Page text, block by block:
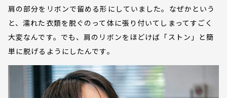
肩の部分をリボンで留める形にしていました。なぜかという
と、濡れた衣類を脱ぐのって体に張り付いてしまってすごく
大変なんです。でも、肩のリボンをほどけば「ストン」と簡
単に脱げるようにしたんです。